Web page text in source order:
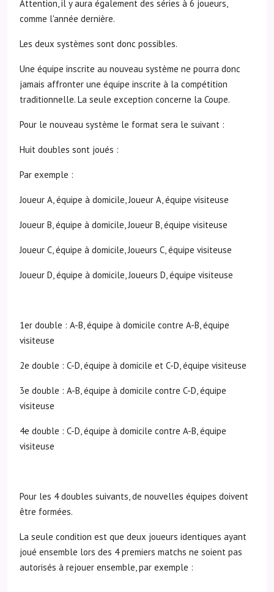
Attention, il y aura également des séries à 6 joueurs,
comme l'année dernière.
Les deux systèmes sont donc possibles.
Une équipe inscrite au nouveau système ne pourra donc
jamais affronter une équipe inscrite à la compétition
traditionnelle. La seule exception concerne la Coupe.
Pour le nouveau système le format sera le suivant :
Huit doubles sont joués :
Par exemple :
Joueur A, équipe à domicile, Joueur A, équipe visiteuse
Joueur B, équipe à domicile, Joueur B, équipe visiteuse
Joueur C, équipe à domicile, Joueurs C, équipe visiteuse
Joueur D, équipe à domicile, Joueurs D, équipe visiteuse
1er double : A-B, équipe à domicile contre A-B, équipe
visiteuse
2e double : C-D, équipe à domicile et C-D, équipe visiteuse
3e double : A-B, équipe à domicile contre C-D, équipe
visiteuse
4e double : C-D, équipe à domicile contre A-B, équipe
visiteuse
Pour les 4 doubles suivants, de nouvelles équipes doivent
être formées.
La seule condition est que deux joueurs identiques ayant
joué ensemble lors des 4 premiers matchs ne soient pas
autorisés à rejouer ensemble, par exemple :